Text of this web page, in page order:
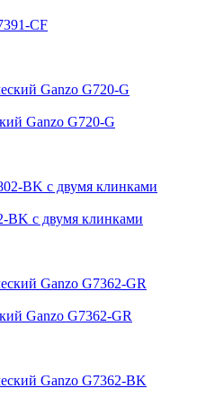
CF
Ganzo G720-G
BK с двумя клинками
Ganzo G7362-GR